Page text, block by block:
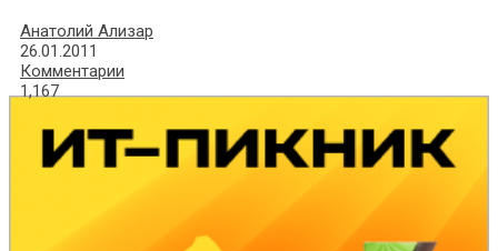
Анатолий Ализар
26.01.2011
Комментарии
1,167